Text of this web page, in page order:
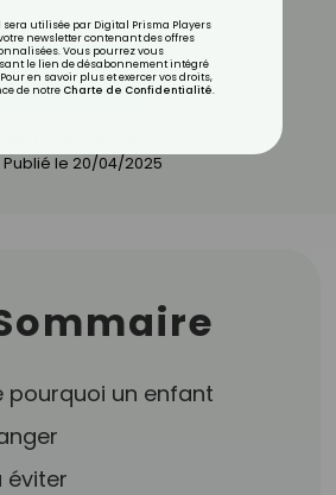
menus CROQ
Publié le 20/04/2025
pourquoi un enfant
éviter
sera utilisée par Digital Prisma Players
newsletter contenant des offres
Vous pourrez vous
le lien de désabonnement intégré
en savoir plus et exercer vos droits,
de notre Charte de Confidentialité.